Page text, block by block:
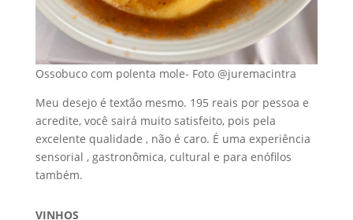
Ossobuco com polenta mole- Foto @juremacintra
Meu desejo é textão mesmo. 195 reais por pessoa e
acredite, você sairá muito satisfeito, pois pela
excelente qualidade , não é caro. É uma experiência
sensorial , gastronômica, cultural e para enófilos
também.
VINHOS